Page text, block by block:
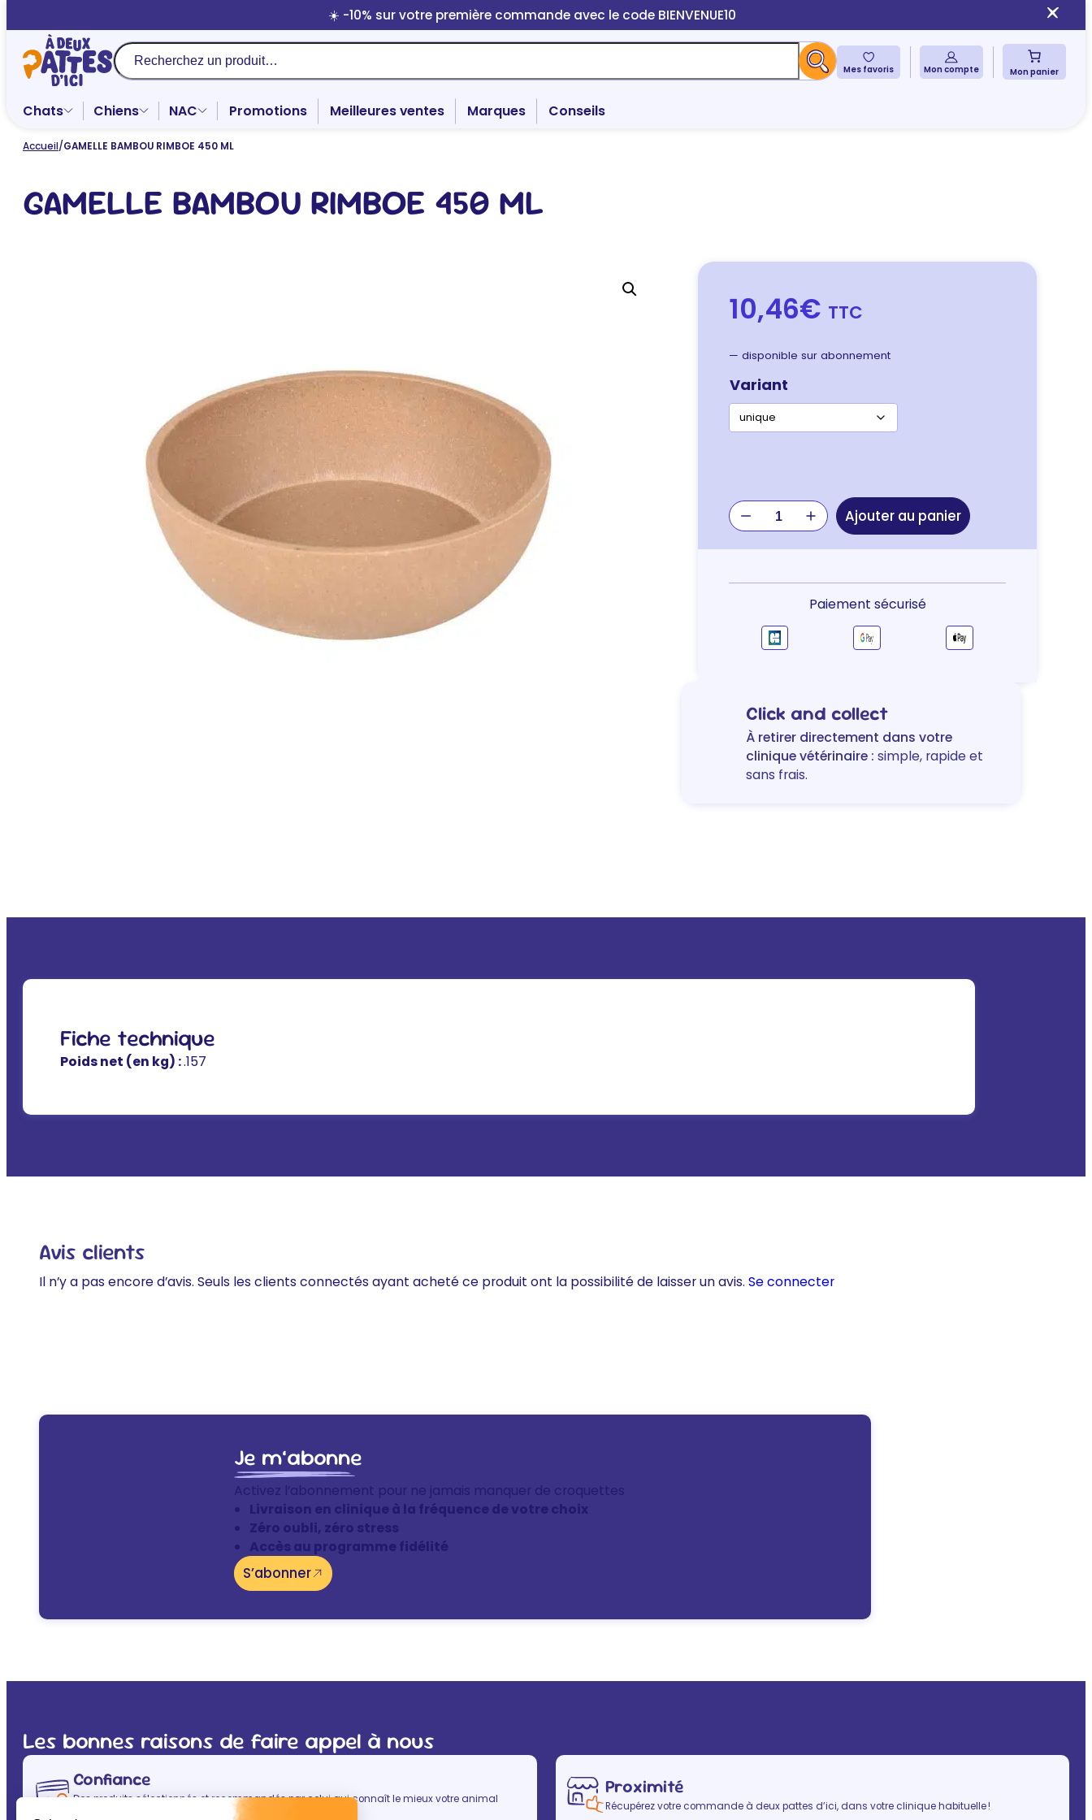
au
contenu
☀️ -10% sur votre première commande avec le code BIENVENUE10
Recherche
Mes favoris Mon compte Mon panier
Chats Chiens NAC Promotions Meilleures ventes Marques Conseils
Accueil/GAMELLE BAMBOU RIMBOE 450 ML
GAMELLE BAMBOU RIMBOE 450 ML
10,46€ TTC
— disponible sur abonnement
Variant
quantité
de
GAMELLE
RIMBOE
Ajouter au panier
Paiement sécurisé
Click and collect
À retirer directement dans votre
clinique vétérinaire : simple, rapide et
sans frais.
Fiche technique
Poids net (en kg) :.157
Avis clients
Il n’y a pas encore d’avis. Seuls les clients connectés ayant acheté ce produit ont la possibilité de laisser un avis. Se connecter
Je m’abonne
Activez l’abonnement pour ne jamais manquer de croquettes
Livraison en clinique à la fréquence de votre choix
Zéro oubli, zéro stress
Accès au programme fidélité
S’abonner
Les bonnes raisons de faire appel à nous
Confiance
Des produits sélectionnés et recommandés par celui qui connaît le mieux votre animal
(après vous évidemment ! ) : votre vétérinaire.
Proximité
Récupérez votre commande à deux pattes d’ici, dans votre clinique habituelle !